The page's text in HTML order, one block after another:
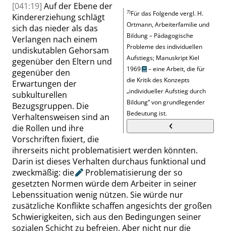
7)Für das Folgende vergl. H.
Ortmann, Arbeiterfamilie und
Bildung – Pädagogische
Probleme des individuellen
Aufstiegs; Manuskript Kiel
1969
– eine Arbeit, die für
die Kritik des Konzepts
„individueller Aufstieg durch
Bildung“von grundlegender
Bedeutung ist.
[041:19] Auf der Ebene der
Kindererziehung schlägt
sich das nieder als das
Verlangen nach einem
undiskutablen Gehorsam
gegenüber den Eltern und
gegenüber den
Erwartungen der
subkulturellen
Bezugsgruppen. Die
Verhaltensweisen sind an
die Rollen und ihre
Vorschriften fixiert, die
ihrerseits nicht problematisiert werden könnten.
Darin ist dieses Verhalten durchaus funktional und
zweckmäßig: die
Problematisierung der so
gesetzten Normen würde dem Arbeiter in seiner
Lebenssituation wenig nützen. Sie würde nur
zusätzliche Konflikte schaffen angesichts der großen
Schwierigkeiten, sich aus den Bedingungen seiner
sozialen Schicht zu befreien. Aber nicht nur die